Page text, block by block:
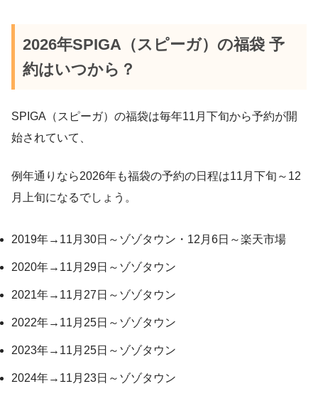
2026年SPIGA（スピーガ）の福袋 予
約はいつから？
SPIGA（スピーガ）の福袋は毎年11月下旬から予約が開
始されていて、
例年通りなら2026年も福袋の予約の日程は11月下旬～12
月上旬になるでしょう。
2019年→11月30日～ゾゾタウン・12月6日～楽天市場
2020年→11月29日～ゾゾタウン
2021年→11月27日～ゾゾタウン
2022年→11月25日～ゾゾタウン
2023年→11月25日～ゾゾタウン
2024年→11月23日～ゾゾタウン